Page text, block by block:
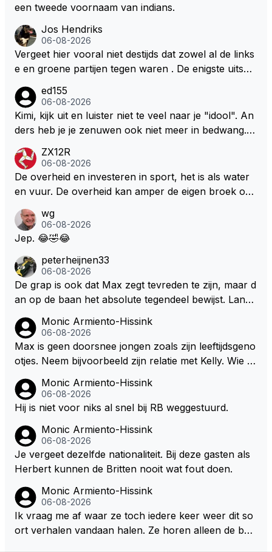
een tweede voornaam van indians.
Jos Hendriks
06-08-2026
Vergeet hier vooral niet destijds dat zowel al de links
e en groene partijen tegen waren . De enigste uitspr
over dan kunnen ze hun eigen uitlaat gassen inade
men maar niet wetende was dat de F1 motor schone
r is dan een normale auto. Dus denk echt niet dat de
ters zullen steunen laat staan om een euro in het cir
cuit Zandvoort te steken
ed155
06-08-2026
Kimi, kijk uit en luister niet te veel naar je "idool". An
ders heb je je zenuwen ook niet meer in bedwang. Zi
Marquez/Jos ? Veel gezelliger
ZX12R
06-08-2026
De overheid en investeren in sport, het is als water
en vuur. De overheid kan amper de eigen broek oph
s. Je kunt de Staat het best vergelijken met de sherif
f van Nottinghem (Robin Hood) welk achter de bom
m/haar van zijn laatste zuurverdiende stuiver te ber
oven. De Staat heeft nooit ooit maar een stuiver in Z
andvoort willen investeren en dat zal ook nooit gebe
uren. Afdragen van BTW gelden en vergunningen bi
j dergelijke sportievefestiviteiten MOET je dan weer
wel afstaan, de parasiet.
wg
06-08-2026
Jep. 😂🤣😂
peterheijnen33
06-08-2026
De grap is ook dat Max zegt tevreden te zijn, maar d
an op de baan het absolute tegendeel bewijst. Lando
dan eigenlijk niet echt zien. ;)
Monic Armiento-Hissink
06-08-2026
Max is geen doorsnee jongen zoals zijn leeftijdsgeno
otjes. Neem bijvoorbeeld zijn relatie met Kelly. Wie g
artjes ouder is en al een kleine heeft van een voorm
alig RB-lid op de leeftijd van 23 jaar? Hij doet dingen
oon. Ieder jaar is er in Hongarije een uitje voor zijn t
eam. Op 28-jarige leeftijd is hij al eigenaar van een su
ccesvol raceteam. Hij is niet alleen speciaal in de aut
Monic Armiento-Hissink
06-08-2026
Hij is niet voor niks al snel bij RB weggestuurd.
Monic Armiento-Hissink
06-08-2026
Je vergeet dezelfde nationaliteit. Bij deze gasten als
Herbert kunnen de Britten nooit wat fout doen.
Monic Armiento-Hissink
06-08-2026
Ik vraag me af waar ze toch iedere keer weer dit so
ort verhalen vandaan halen. Ze horen alleen de boa